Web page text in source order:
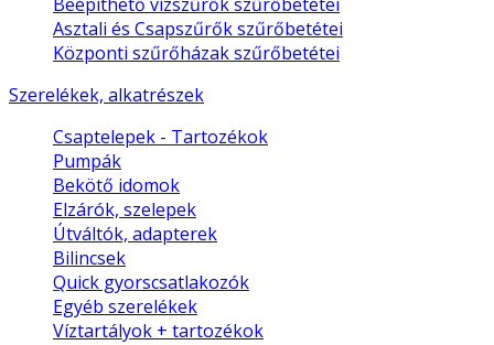
Asztali és Csapszűrők szűrőbetétei
Központi szűrőházak szűrőbetétei
Szerelékek, alkatrészek
Csaptelepek - Tartozékok
Pumpák
Bekötő idomok
Elzárók, szelepek
Útváltók, adapterek
Bilincsek
Quick gyorscsatlakozók
Egyéb szerelékek
Víztartályok + tartozékok